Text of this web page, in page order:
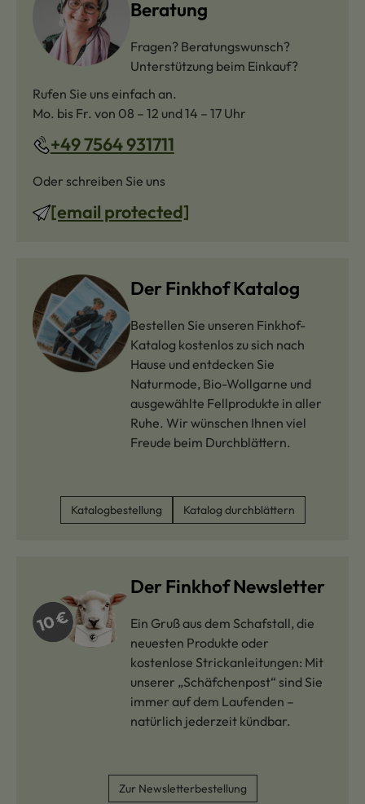
Beratung
Fragen? Beratungswunsch?
Unterstützung beim Einkauf?
Rufen Sie uns einfach an.
Mo. bis Fr. von 08 – 12 und 14 – 17 Uhr
+49 7564 931711
Oder schreiben Sie uns
[email protected]
Der Finkhof Katalog
Bestellen Sie unseren Finkhof-
Katalog kostenlos zu sich nach
Hause und entdecken Sie
Naturmode, Bio-Wollgarne und
ausgewählte Fellprodukte in aller
Ruhe. Wir wünschen Ihnen viel
Freude beim Durchblättern.
Katalogbestellung Katalog durchblättern
Der Finkhof Newsletter
Ein Gruß aus dem Schafstall, die
neuesten Produkte oder
kostenlose Strickanleitungen: Mit
unserer „Schäfchenpost“ sind Sie
immer auf dem Laufenden –
natürlich jederzeit kündbar.
Zur Newsletterbestellung